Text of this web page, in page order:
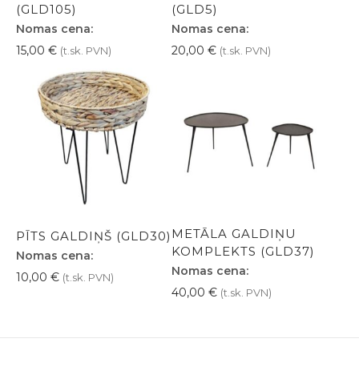
(GLD105)
Nomas cena:
15,00 € (t.sk. PVN)
(GLD5)
Nomas cena:
20,00 € (t.sk. PVN)
PĪTS GALDIŅŠ (GLD30)
Nomas cena:
10,00 € (t.sk. PVN)
METĀLA GALDIŅU
KOMPLEKTS (GLD37)
Nomas cena:
40,00 € (t.sk. PVN)